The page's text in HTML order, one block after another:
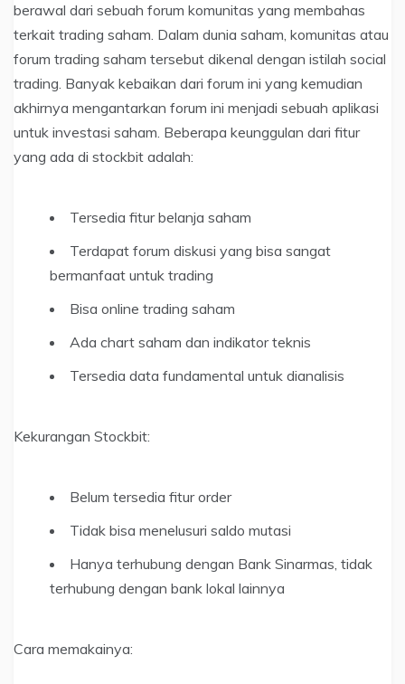
berawal dari sebuah forum komunitas yang membahas
terkait trading saham. Dalam dunia saham, komunitas atau
forum trading saham tersebut dikenal dengan istilah social
trading. Banyak kebaikan dari forum ini yang kemudian
akhirnya mengantarkan forum ini menjadi sebuah aplikasi
untuk investasi saham. Beberapa keunggulan dari fitur
yang ada di stockbit adalah:
Tersedia fitur belanja saham
Terdapat forum diskusi yang bisa sangat
bermanfaat untuk trading
Bisa online trading saham
Ada chart saham dan indikator teknis
Tersedia data fundamental untuk dianalisis
Kekurangan Stockbit:
Belum tersedia fitur order
Tidak bisa menelusuri saldo mutasi
Hanya terhubung dengan Bank Sinarmas, tidak
terhubung dengan bank lokal lainnya
Cara memakainya: